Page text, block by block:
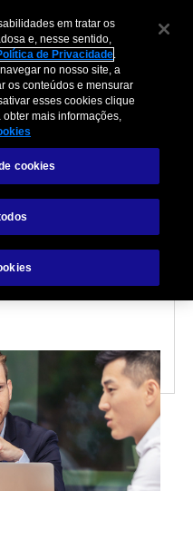
receita em
em tratar os
e, nesse sentido,
de Privacidade.
no nosso site, a
os conteúdos e mensurar
esses cookies clique
mais informações,
cookies